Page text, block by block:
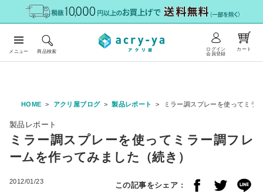
メニュー 商品検索
ログイン
会員登録
カート
HOME アクリ屋ブログ 製品レポート ミラー調スプレーを使ってミラ
製品レポート
ミラー調スプレーを使ってミラー調フレ
ームを作ってみました（続き）
2012/01/23 この記事をシェア :